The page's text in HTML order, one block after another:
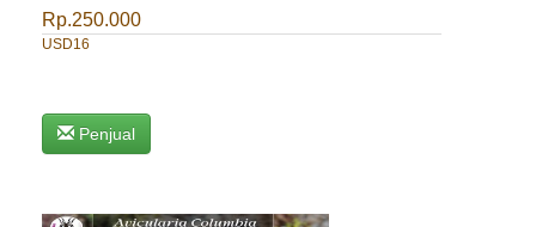
Rp.250.000
USD16
Penjual